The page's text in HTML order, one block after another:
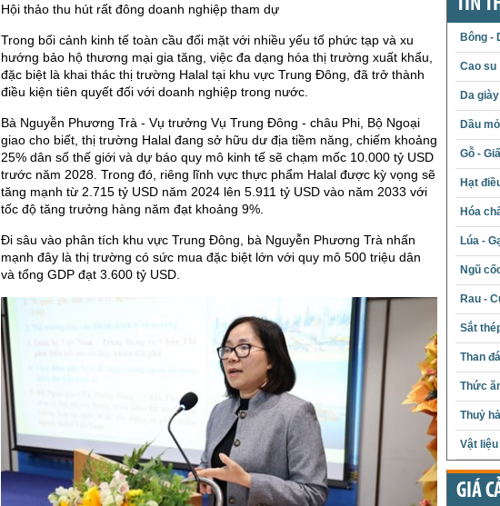
Hội thảo thu hút rất đông doanh nghiệp tham dự
Trong bối cảnh kinh tế toàn cầu đối mặt với nhiều yếu tố phức tạp và xu
hướng bảo hộ thương mại gia tăng, việc đa dạng hóa thị trường xuất khẩu,
đặc biệt là khai thác thị trường Halal tại khu vực Trung Đông, đã trở thành
điều kiện tiên quyết đối với doanh nghiệp trong nước.
Bà Nguyễn Phương Trà - Vụ trưởng Vụ Trung Đông - châu Phi, Bộ Ngoại
giao cho biết, thị trường Halal đang sở hữu dư địa tiềm năng, chiếm khoảng
25% dân số thế giới và dự báo quy mô kinh tế sẽ chạm mốc 10.000 tỷ USD
trước năm 2028. Trong đó, riêng lĩnh vực thực phẩm Halal được kỳ vọng sẽ
tăng mạnh từ 2.715 tỷ USD năm 2024 lên 5.911 tỷ USD vào năm 2033 với
tốc độ tăng trưởng hàng năm đạt khoảng 9%.
Đi sâu vào phân tích khu vực Trung Đông, bà Nguyễn Phương Trà nhấn
mạnh đây là thị trường có sức mua đặc biệt lớn với quy mô 500 triệu dân
và tổng GDP đạt 3.600 tỷ USD.
TIN
Bông -
Cao su
Da giày
Dầu
Gỗ -
Hạt
Hóa
Lúa -
Ngũ
Rau -
Sắt
Than đá
Thức
Thuỷ
Vật
GIÁ